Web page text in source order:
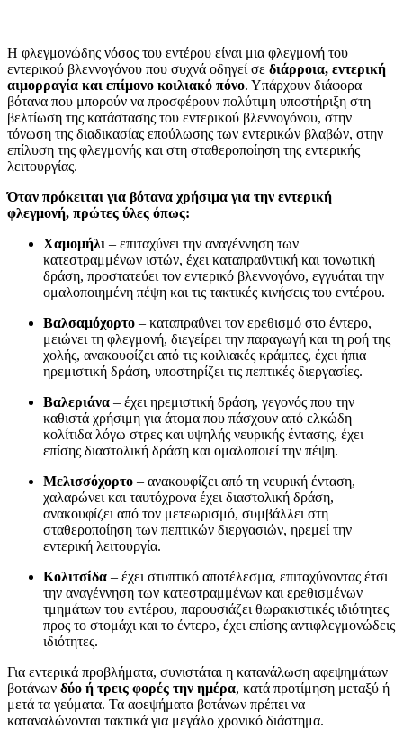
Η φλεγμονώδης νόσος του εντέρου είναι μια φλεγμονή του
εντερικού βλεννογόνου που συχνά οδηγεί σε διάρροια, εντερική
αιμορραγία και επίμονο κοιλιακό πόνο. Υπάρχουν διάφορα
βότανα που μπορούν να προσφέρουν πολύτιμη υποστήριξη στη
βελτίωση της κατάστασης του εντερικού βλεννογόνου, στην
τόνωση της διαδικασίας επούλωσης των εντερικών βλαβών, στην
επίλυση της φλεγμονής και στη σταθεροποίηση της εντερικής
λειτουργίας.
Όταν πρόκειται για βότανα χρήσιμα για την εντερική
φλεγμονή, πρώτες ύλες όπως:
Χαμομήλι – επιταχύνει την αναγέννηση των
κατεστραμμένων ιστών, έχει καταπραϋντική και τονωτική
δράση, προστατεύει τον εντερικό βλεννογόνο, εγγυάται την
ομαλοποιημένη πέψη και τις τακτικές κινήσεις του εντέρου.
Βαλσαμόχορτο – καταπραΰνει τον ερεθισμό στο έντερο,
μειώνει τη φλεγμονή, διεγείρει την παραγωγή και τη ροή της
χολής, ανακουφίζει από τις κοιλιακές κράμπες, έχει ήπια
ηρεμιστική δράση, υποστηρίζει τις πεπτικές διεργασίες.
Βαλεριάνα – έχει ηρεμιστική δράση, γεγονός που την
καθιστά χρήσιμη για άτομα που πάσχουν από ελκώδη
κολίτιδα λόγω στρες και υψηλής νευρικής έντασης, έχει
επίσης διαστολική δράση και ομαλοποιεί την πέψη.
Μελισσόχορτο – ανακουφίζει από τη νευρική ένταση,
χαλαρώνει και ταυτόχρονα έχει διαστολική δράση,
ανακουφίζει από τον μετεωρισμό, συμβάλλει στη
σταθεροποίηση των πεπτικών διεργασιών, ηρεμεί την
εντερική λειτουργία.
Κολιτσίδα – έχει στυπτικό αποτέλεσμα, επιταχύνοντας έτσι
την αναγέννηση των κατεστραμμένων και ερεθισμένων
τμημάτων του εντέρου, παρουσιάζει θωρακιστικές ιδιότητες
προς το στομάχι και το έντερο, έχει επίσης αντιφλεγμονώδεις
ιδιότητες.
Για εντερικά προβλήματα, συνιστάται η κατανάλωση αφεψημάτων
βοτάνων δύο ή τρεις φορές την ημέρα, κατά προτίμηση μεταξύ ή
μετά τα γεύματα. Τα αφεψήματα βοτάνων πρέπει να
καταναλώνονται τακτικά για μεγάλο χρονικό διάστημα.